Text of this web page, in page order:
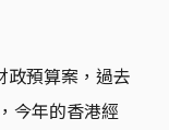
政預算案，過去
今年的香港經